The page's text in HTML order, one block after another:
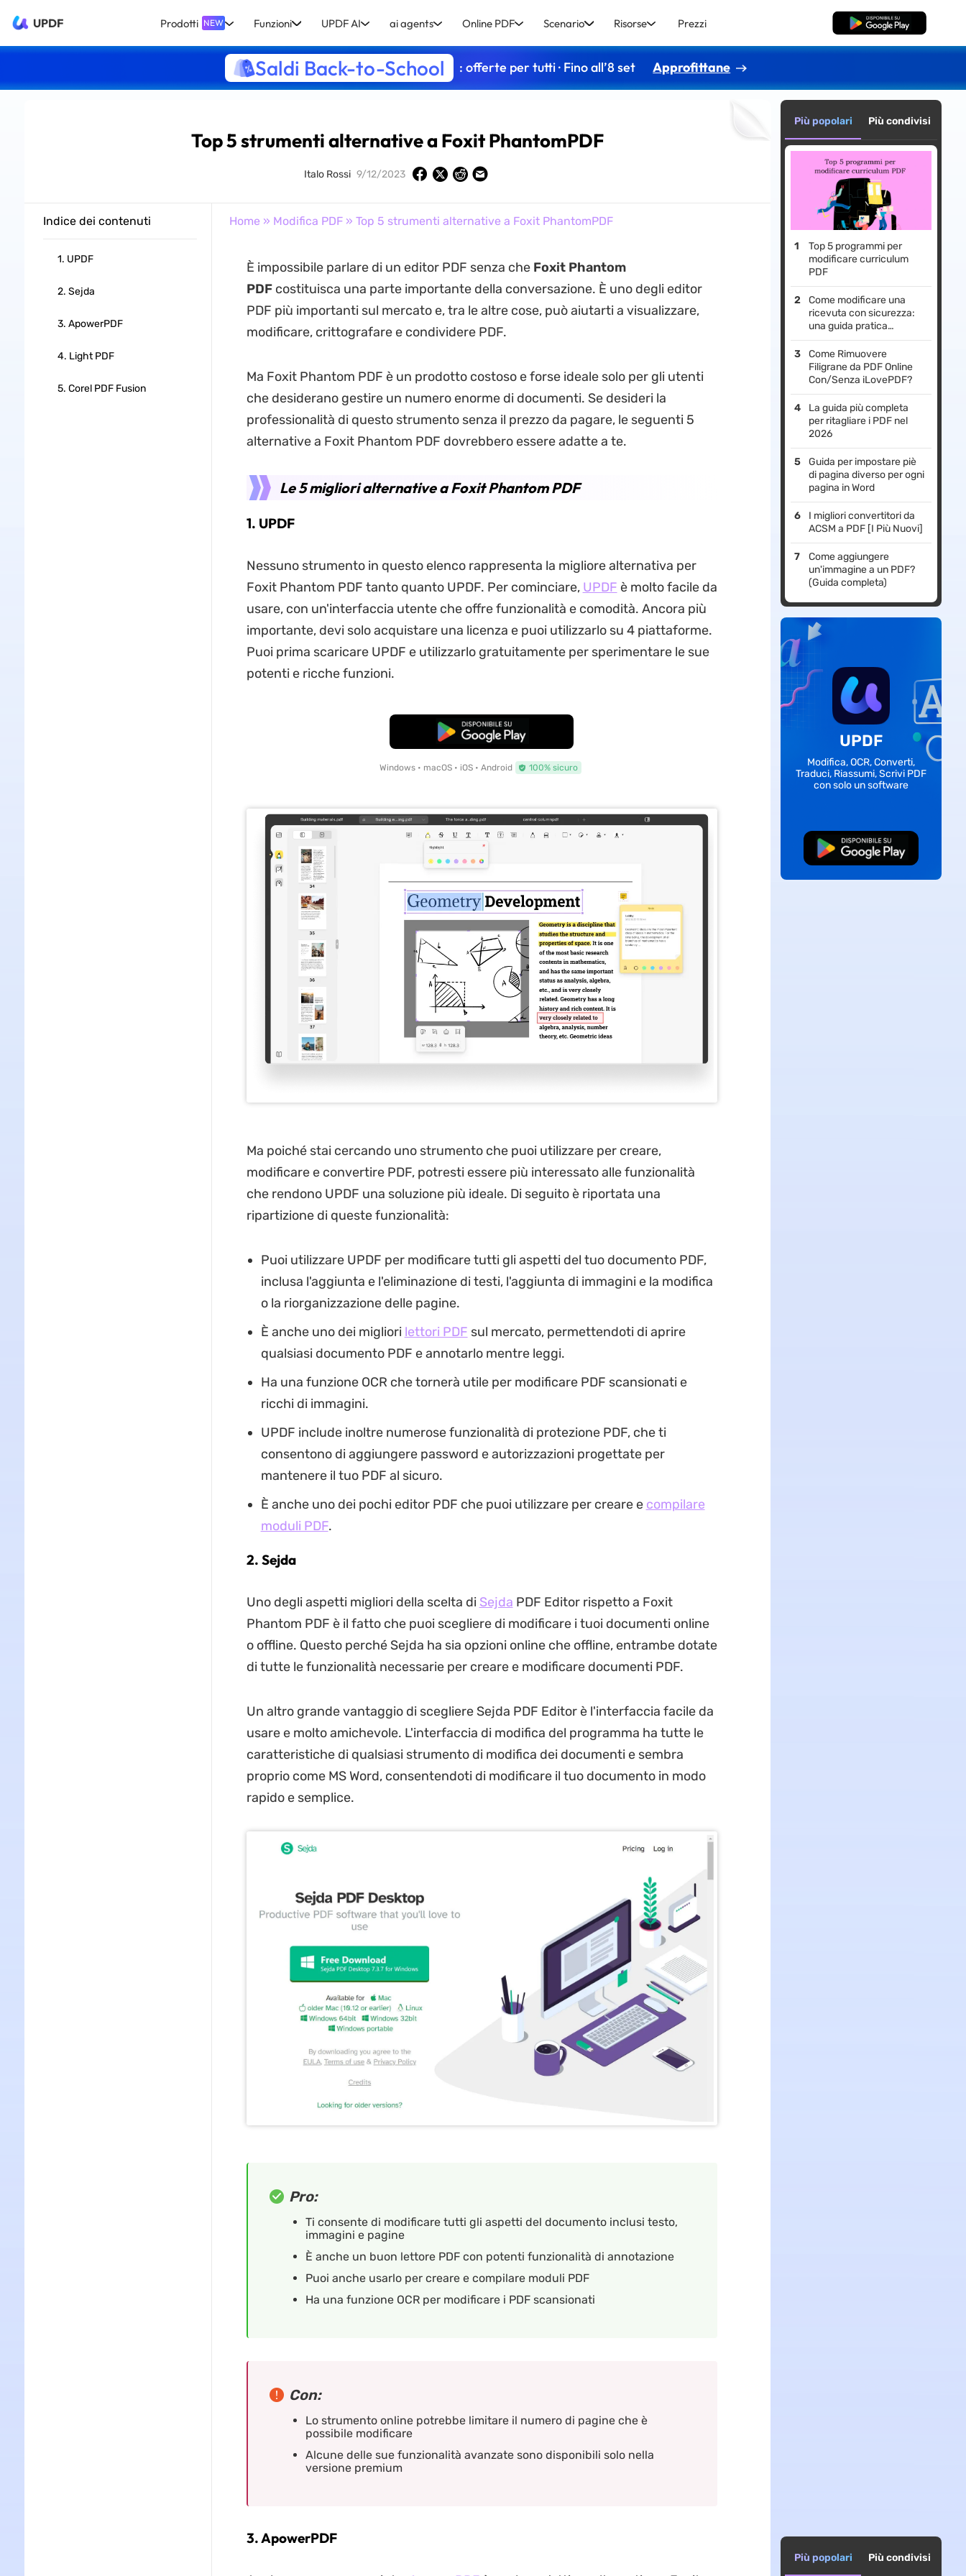
UPDF Prodotti NEW Funzioni UPDF AI ai agents Online PDF Scenario Risorse Prezzi Download Gratis
Saldi Back-to-School : offerte per tutti · Fino all’8 set Approfittane
Top 5 strumenti alternative a Foxit PhantomPDF
Italo Rossi 9/12/2023
Indice dei contenuti
1. UPDF
2. Sejda
3. ApowerPDF
4. Light PDF
5. Corel PDF Fusion
Home » Modifica PDF» Top 5 strumenti alternative a Foxit PhantomPDF
È impossibile parlare di un editor PDF senza che Foxit Phantom
PDFcostituisca una parte importante della conversazione. È uno degli editor
PDF più importanti sul mercato e, tra le altre cose, può aiutarti a visualizzare,
modificare, crittografare e condividere PDF.
Ma Foxit Phantom PDF è un prodotto costoso e forse ideale solo per gli utenti
che desiderano gestire un numero enorme di documenti. Se desideri la
professionalità di questo strumento senza il prezzo da pagare, le seguenti 5
alternative a Foxit Phantom PDF dovrebbero essere adatte a te.
Le 5 migliori alternative a Foxit Phantom PDF
1. UPDF
Nessuno strumento in questo elenco rappresenta la migliore alternativa per
Foxit Phantom PDF tanto quanto UPDF. Per cominciare, UPDF è molto facile da
usare, con un'interfaccia utente che offre funzionalità e comodità. Ancora più
importante, devi solo acquistare una licenza e puoi utilizzarlo su 4 piattaforme.
Puoi prima scaricare UPDF e utilizzarlo gratuitamente per sperimentare le sue
potenti e ricche funzioni.
Download Gratis
Windows • macOS • iOS • Android 100% sicuro
Ma poiché stai cercando uno strumento che puoi utilizzare per creare,
modificare e convertire PDF, potresti essere più interessato alle funzionalità
che rendono UPDF una soluzione più ideale. Di seguito è riportata una
ripartizione di queste funzionalità:
Puoi utilizzare UPDF per modificare tutti gli aspetti del tuo documento PDF,
inclusa l'aggiunta e l'eliminazione di testi, l'aggiunta di immagini e la modifica
o la riorganizzazione delle pagine.
È anche uno dei migliori lettori PDF sul mercato, permettendoti di aprire
qualsiasi documento PDF e annotarlo mentre leggi.
Ha una funzione OCR che tornerà utile per modificare PDF scansionati e
ricchi di immagini.
UPDF include inoltre numerose funzionalità di protezione PDF, che ti
consentono di aggiungere password e autorizzazioni progettate per
mantenere il tuo PDF al sicuro.
È anche uno dei pochi editor PDF che puoi utilizzare per creare e compilare
moduli PDF.
2. Sejda
Uno degli aspetti migliori della scelta di Sejda PDF Editor rispetto a Foxit
Phantom PDF è il fatto che puoi scegliere di modificare i tuoi documenti online
o offline. Questo perché Sejda ha sia opzioni online che offline, entrambe dotate
di tutte le funzionalità necessarie per creare e modificare documenti PDF.
Un altro grande vantaggio di scegliere Sejda PDF Editor è l'interfaccia facile da
usare e molto amichevole. L'interfaccia di modifica del programma ha tutte le
caratteristiche di qualsiasi strumento di modifica dei documenti e sembra
proprio come MS Word, consentendoti di modificare il tuo documento in modo
rapido e semplice.
Pro:
Ti consente di modificare tutti gli aspetti del documento inclusi testo,
immagini e pagine
È anche un buon lettore PDF con potenti funzionalità di annotazione
Puoi anche usarlo per creare e compilare moduli PDF
Ha una funzione OCR per modificare i PDF scansionati
Con:
Lo strumento online potrebbe limitare il numero di pagine che è
possibile modificare
Alcune delle sue funzionalità avanzate sono disponibili solo nella
versione premium
3. ApowerPDF
Più popolari Più condivisi
Top 5 programmi per
modificare curriculum
PDF
Come modificare una
ricevuta con sicurezza:
una guida pratica
completa
Come Rimuovere
Filigrane da PDF Online
Con/Senza iLovePDF?
La guida più completa
per ritagliare i PDF nel
2026
Guida per impostare piè
di pagina diverso per ogni
pagina in Word
I migliori convertitori da
ACSM a PDF [I Più Nuovi]
Come aggiungere
un'immagine a un PDF?
(Guida completa)
UPDF
Modifica, OCR, Converti,
Traduci, Riassumi, Scrivi PDF
con solo un software
Download Gratis
Più popolari Più condivisi